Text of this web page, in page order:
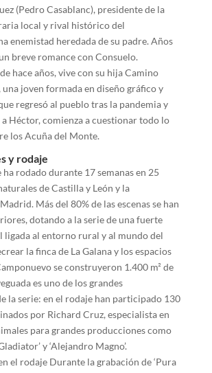
(Pedro Casablanc), presidente de la
local y rival histórico del
enemistad heredada de su padre. Años
breve romance con Consuelo.
hace años, vive con su hija Camino
joven formada en diseño gráfico y
regresó al pueblo tras la pandemia y
Héctor, comienza a cuestionar todo lo
los Acuña del Monte.
y rodaje
ha rodado durante 17 semanas en 25
de Castilla y León y la
Más del 80% de las escenas se han
dotando a la serie de una fuerte
ligada al entorno rural y al mundo del
la finca de La Galana y los espacios
se construyeron 1.400 m² de
es uno de los grandes
la serie: en el rodaje han participado 130
por Richard Cruz, especialista en
para grandes producciones como
y ‘Alejandro Magno’.
el rodaje Durante la grabación de ‘Pura